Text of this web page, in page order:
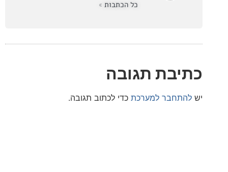
תגובה
למערכתכדי לכתוב תגובה.